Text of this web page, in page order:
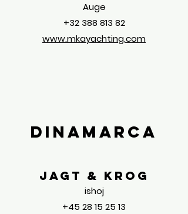
Auge
+32 388 813 82
www.mkayachting.com
Dinamarca
Jagt & Krog
ishoj
+45 28 15 25 13